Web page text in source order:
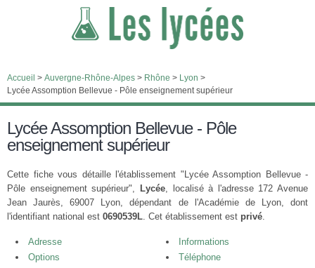
Accueil > Auvergne-Rhône-Alpes > Rhône > Lyon >
Lycée Assomption Bellevue - Pôle enseignement supérieur
Lycée Assomption Bellevue - Pôle
enseignement supérieur
Cette fiche vous détaille l'établissement "Lycée Assomption Bellevue -
Pôle enseignement supérieur",
Lycée, localisé à l'adresse 172 Avenue
Jean Jaurès, 69007 Lyon, dépendant de l'Académie de Lyon, dont
l'identifiant national est 0690539L. Cet établissement est privé.
Adresse
Informations
Options
Téléphone